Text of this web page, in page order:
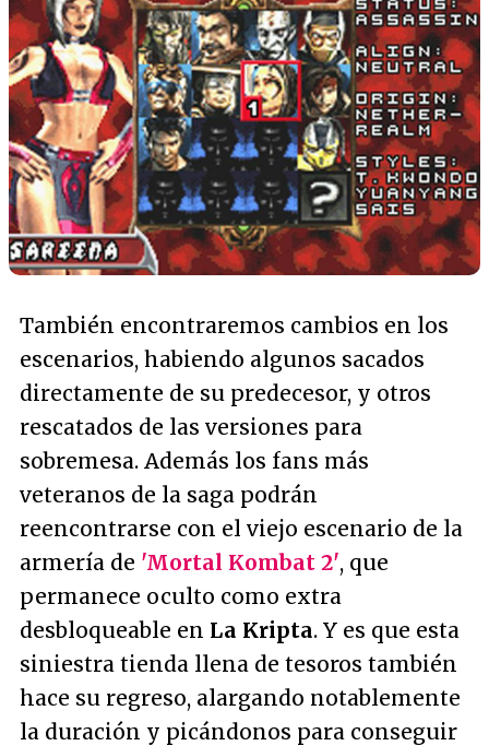
También encontraremos cambios en los
escenarios, habiendo algunos sacados
directamente de su predecesor, y otros
rescatados de las versiones para
sobremesa. Además los fans más
veteranos de la saga podrán
reencontrarse con el viejo escenario de la
armería de 'Mortal Kombat 2', que
permanece oculto como extra
desbloqueable en La Kripta. Y es que esta
siniestra tienda llena de tesoros también
hace su regreso, alargando notablemente
la duración y picándonos para conseguir